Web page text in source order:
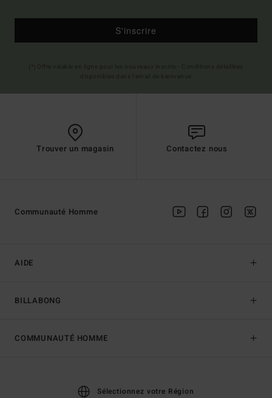
S'inscrire
Trouver un magasin Contactez nous
AIDE
BILLABONG
Communauté Homme
COMMUNAUTÉ HOMME
Sélectionnez votre Région